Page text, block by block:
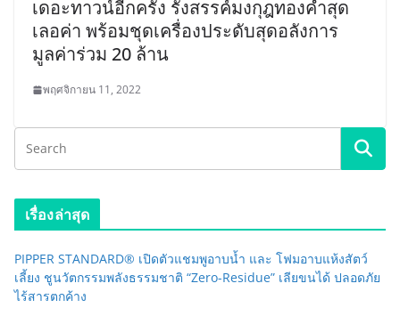
เดอะทาวน์อีกครั้ง รังสรรค์มงกุฎทองคำสุด
เลอค่า พร้อมชุดเครื่องประดับสุดอลังการ
มูลค่าร่วม 20 ล้าน
พฤศจิกายน 11, 2022
เรื่องล่าสุด
PIPPER STANDARD® เปิดตัวแชมพูอาบน้ำ และ โฟมอาบแห้งสัตว์
เลี้ยง ชูนวัตกรรมพลังธรรมชาติ “Zero-Residue” เลียขนได้ ปลอดภัย
ไร้สารตกค้าง